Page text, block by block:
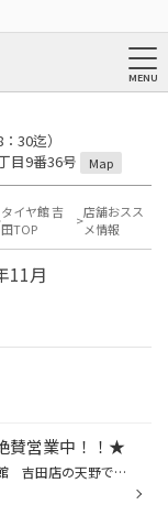
30迄）
目9番36号
Map
タイヤ館 吉
田TOP
店舗おスス
メ情報
11月
賛営業中！！★
こんちは(’▽‘)／タイヤ館 吉田店の天野です☆ 始まりました集中得市・・・多くのお客様にご来店いただいております★お待たせしてしまったお客様・・・大変申し訳ございません((+_+)) もう最近は予約でいっぱい・・・そんな中ご好評いただいているのが防錆コーティング！！本格的な冬前の施工がオス...